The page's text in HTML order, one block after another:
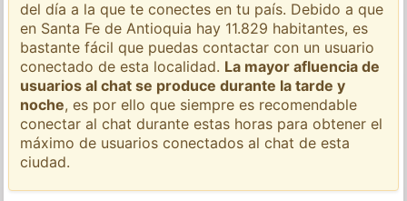
del día a la que te conectes en tu país. Debido a que
en Santa Fe de Antioquia hay 11.829 habitantes, es
bastante fácil que puedas contactar con un usuario
conectado de esta localidad. La mayor afluencia de
usuarios al chat se produce durante la tarde y
noche, es por ello que siempre es recomendable
conectar al chat durante estas horas para obtener el
máximo de usuarios conectados al chat de esta
ciudad.